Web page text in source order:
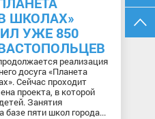
ШКОЛАХ»
УЖЕ 850
реализация
досуга «Планета
Сейчас проходит
проекта, в которой
Занятия
базе пяти школ города...